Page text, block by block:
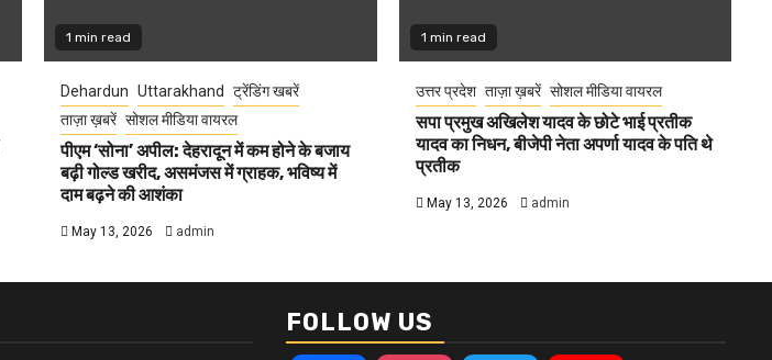
1 min read
Dehardun Uttarakhand
ट्रेंडिंग खबरें
ताज़ा ख़बरें सोशल मीडिया वायरल
पीएम ‘सोना’ अपील: देहरादून में कम होने के बजाय
बढ़ी गोल्ड खरीद, असमंजस में ग्राहक, भविष्य में
दाम बढ़ने की आशंका
May 13, 2026 admin
1 min read
उत्तर प्रदेश ताज़ा ख़बरें सोशल मीडिया वायरल
सपा प्रमुख अखिलेश यादव के छोटे भाई प्रतीक
यादव का निधन, बीजेपी नेता अपर्णा यादव के पति थे
प्रतीक
May 13, 2026 admin
FOLLOW US